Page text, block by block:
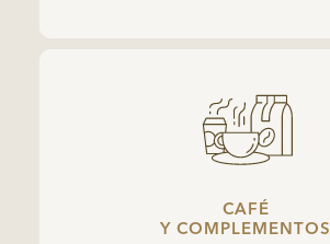
CAFÉ
Y COMPLEMENTOS